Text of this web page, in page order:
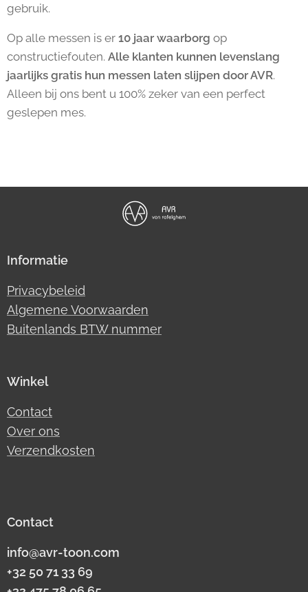
gebruik.
Op alle messen is er 10 jaar waarborg op
constructiefouten. Alle klanten kunnen levenslang
jaarlijks gratis hun messen laten slijpen door AVR.
Alleen bij ons bent u 100% zeker van een perfect
geslepen mes.
Informatie
Privacybeleid
Algemene Voorwaarden
Buitenlands BTW nummer
Winkel
Contact
Over ons
Verzendkosten
Contact
info@avr-toon.com
+32 50 71 33 69